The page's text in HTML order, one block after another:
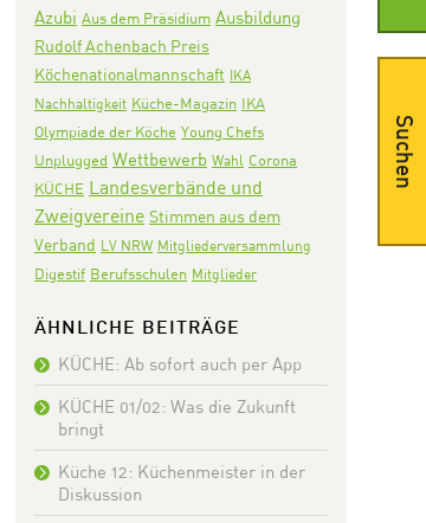
Azubi Aus dem Präsidium Ausbildung
Rudolf Achenbach Preis
Köchenationalmannschaft IKA
Nachhaltigkeit Küche-Magazin IKA
Olympiade der Köche Young Chefs
Unplugged Wettbewerb Wahl Corona
KÜCHE Landesverbände und
Zweigvereine Stimmen aus dem
Verband LV NRW Mitgliederversammlung
Digestif Berufsschulen Mitglieder
ÄHNLICHE BEITRÄGE
KÜCHE: Ab sofort auch per App
KÜCHE 01/02: Was die Zukunft
bringt
Küche 12: Küchenmeister in der
Diskussion
Suchen